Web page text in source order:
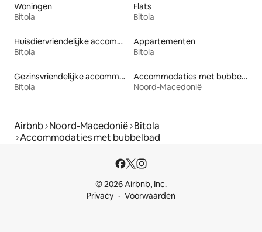
Woningen
Bitola
Flats
Bitola
Huisdiervriendelijke accommodaties
Bitola
Appartementen
Bitola
Gezinsvriendelijke accommodaties
Bitola
Accommodaties met bubbelbad
Noord-Macedonië
Airbnb Noord-Macedonië Bitola
Accommodaties met bubbelbad
© 2026 Airbnb, Inc.
Privacy
Voorwaarden